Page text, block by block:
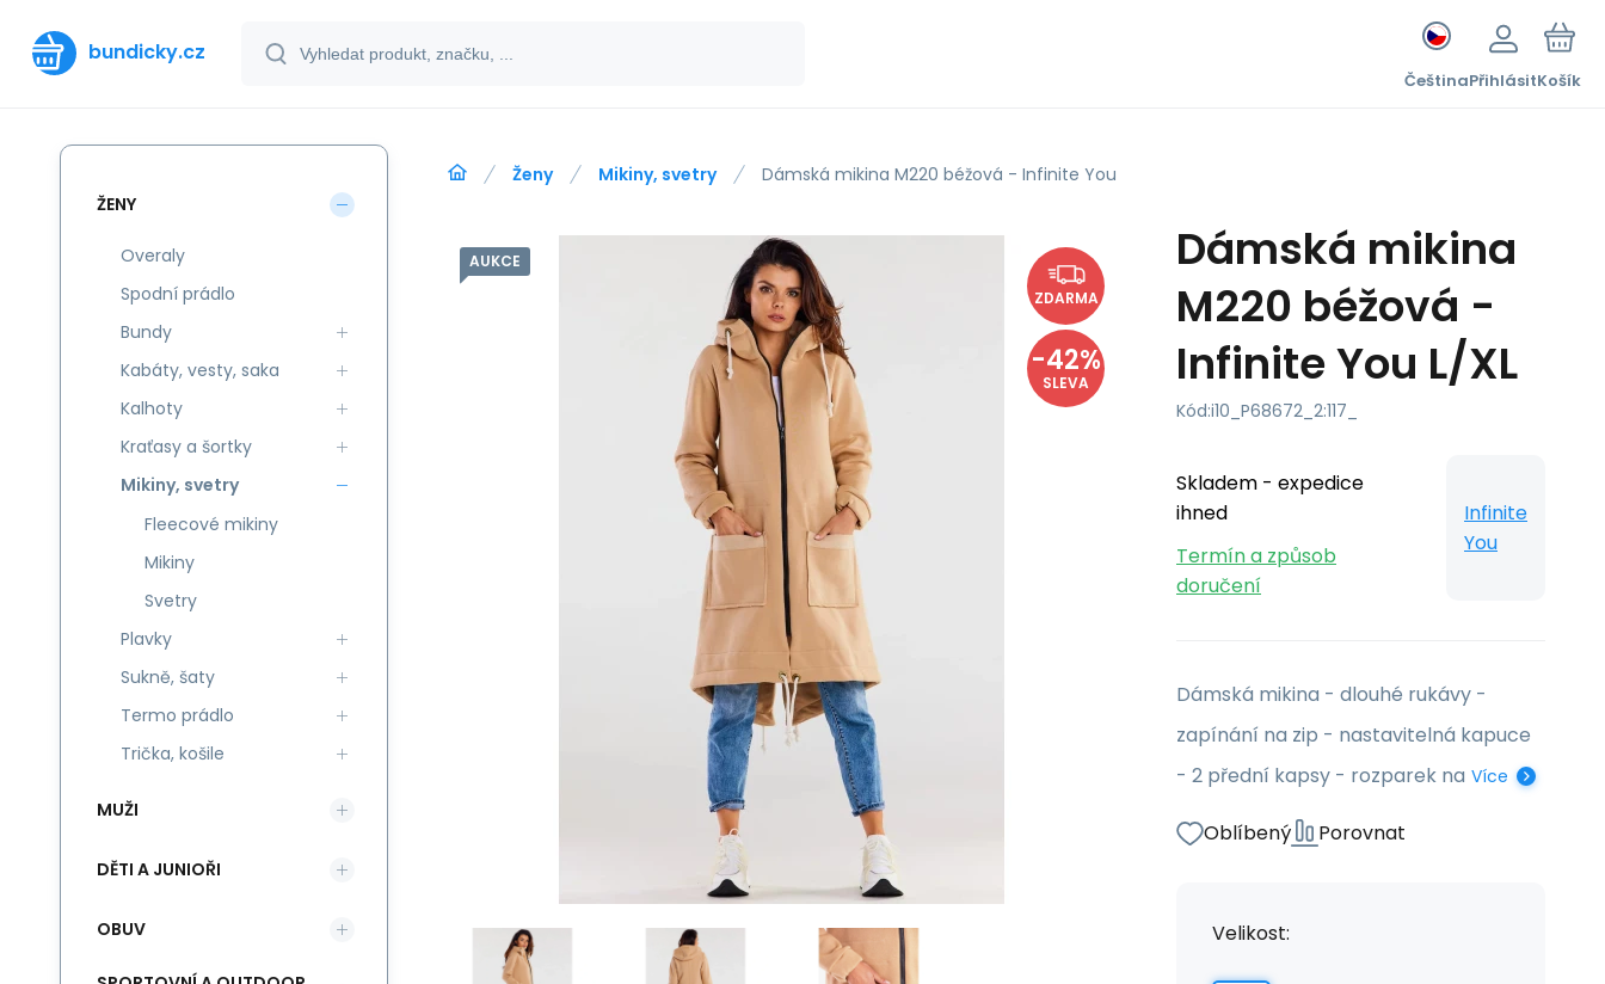
bundicky.cz
ČeštinaPřihlásitKošík
Ženy Mikiny, svetry Dámská mikina M220 béžová - Infinite You
AUKCE
ZDARMA
-42%
SLEVA
Dámská mikina
M220 béžová -
Infinite You L/XL
Kód:i10_P68672_2:117_
Skladem - expedice
ihned
Termín a způsob
doručení
Infinite
You
Dámská mikina - dlouhé rukávy -
zapínání na zip - nastavitelná kapuce
- 2 přední kapsy - rozparek na Více
Oblíbený Porovnat
Velikost:
ŽENY
Overaly
Spodní prádlo
Bundy
Kabáty, vesty, saka
Kalhoty
Kraťasy a šortky
Mikiny, svetry
Fleecové mikiny
Mikiny
Svetry
Plavky
Sukně, šaty
Termo prádlo
Trička, košile
MUŽI
DĚTI A JUNIOŘI
OBUV